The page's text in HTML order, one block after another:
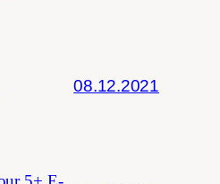
08.12.2021